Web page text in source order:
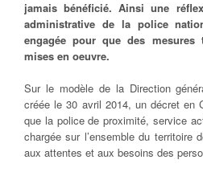
jamais bénéficié. Ainsi une
administrative de la police
engagée pour que des
mises en oeuvre.
Sur le modèle de la Direction
créée le 30 avril 2014, un décret en
que la police de proximité, service
chargée sur l’ensemble du territoire
aux attentes et aux besoins des